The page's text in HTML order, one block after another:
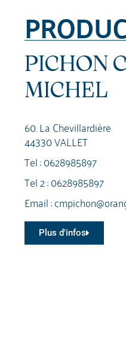
PICHON
MICHEL
60. La Chevillardière
44330 VALLET
Tel :0628985897
Tel 2 :0628985897
Email :
Plus d'infos